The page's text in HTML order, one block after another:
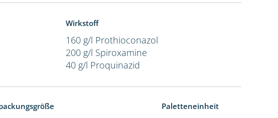
Wirkstoff
160 g/l Prothioconazol
200 g/l Spiroxamine
40 g/l Proquinazid
Paletteneinheit